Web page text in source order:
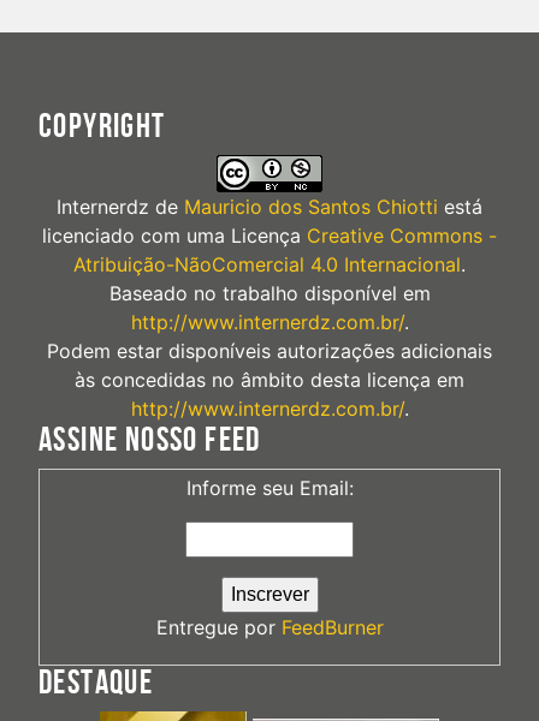
COPYRIGHT
Internerdz de Mauricio dos Santos Chiotti está
licenciado com uma Licença Creative Commons -
Atribuição-NãoComercial 4.0 Internacional.
Baseado no trabalho disponível em
http://www.internerdz.com.br/.
Podem estar disponíveis autorizações adicionais
às concedidas no âmbito desta licença em
http://www.internerdz.com.br/.
ASSINE NOSSO FEED
Informe seu Email:
Entregue por FeedBurner
DESTAQUE